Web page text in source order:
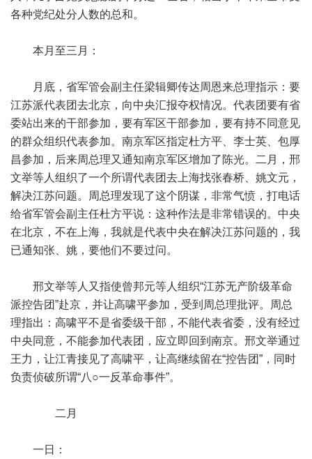
各种党纪处分人数的总和。
本月至三月：
月底，省军管会副主任梁辑卿传达周恩来总理指示：要
江苏派代表团去北京，向中央汇报夺权情况。代表团要有省
委站出来的干部参加，要有军区干部参加，要有持不同意见
的群众组织代表参加。南京军区指定杜方平、李士英、包厚
昌参加，后来周总理又通知南京军区增加了陈光。二月，邢
文举等人组织了一个所谓代表团去上海找张春桥、姚文元，
解决江苏问题。周总理发现了这个阴谋，非常气愤，打电话
给省军管会副主任杜方平说：这种作法是非常错误的。中央
在北京，不在上海，我就是代表中央在解决江苏问题的，我
已通知张、姚，要他们不要过问。
邢文举等人又指使曾邦元等人组织“江苏无产阶级革命
派控告团”赴京，并让高啸平参加，受到周总理批评。周总
理指出：高啸平不是省委级干部，不能代表省委，没有经过
中央同意，不能参加代表团，应立即回到南京。邢文举通过
王力，让江青接见了高啸平，让高继续留在“控告团”，同时
负责侦破所谓“八○一反革命事件”。
二月
一日：